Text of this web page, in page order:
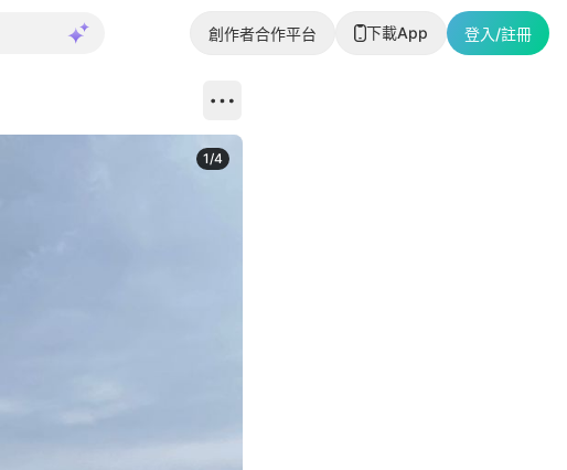
創作者合作平台 下載App 登入/註冊
1/4